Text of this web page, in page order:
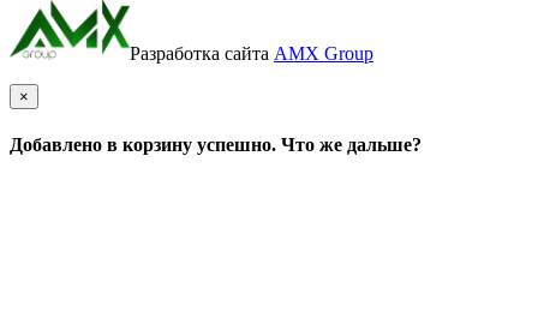
Разработка сайта AMX Group
×
Добавлено в корзину успешно. Что же дальше?